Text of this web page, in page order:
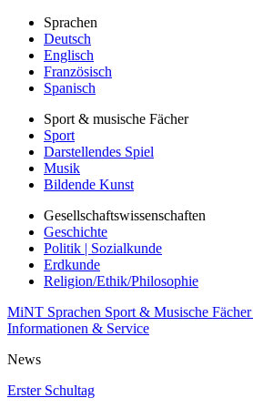
Sprachen
Deutsch
Englisch
Französisch
Spanisch
Sport & musische Fächer
Sport
Darstellendes Spiel
Musik
Bildende Kunst
Gesellschaftswissenschaften
Geschichte
Politik | Sozialkunde
Erdkunde
Religion/Ethik/Philosophie
MiNT Sprachen Sport & Musische Fächer
Informationen & Service
News
Erster Schultag